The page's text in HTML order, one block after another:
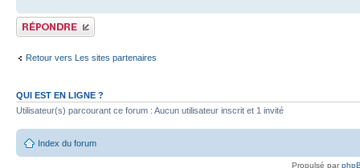
Publier une réponse
Retour vers Les sites partenaires
QUI EST EN LIGNE ?
Utilisateur(s) parcourant ce forum : Aucun utilisateur inscrit et 1 invité
Index du forum
Propulsé par